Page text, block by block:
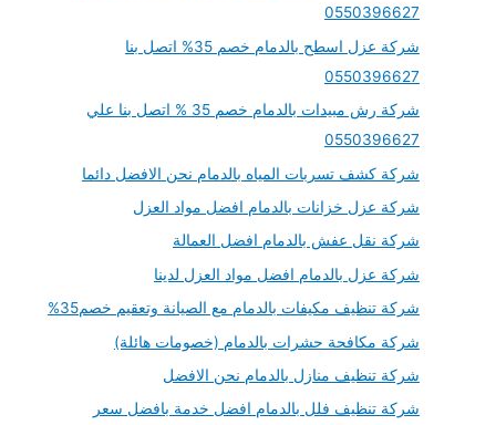
0550396627
شركة عزل اسطح بالدمام خصم 35% اتصل بنا
0550396627
شركة رش مبيدات بالدمام خصم 35 % اتصل بنا علي
0550396627
شركة كشف تسربات المياه بالدمام نحن الافضل دائما
شركة عزل خزانات بالدمام افضل مواد العزل
شركة نقل عفش بالدمام افضل العمالة
شركة عزل بالدمام افضل مواد العزل لدينا
شركة تنظيف مكيفات بالدمام مع الصيانة وتعقيم خصم35%
شركة مكافحة حشرات بالدمام (خصومات هائلة)
شركة تنظيف منازل بالدمام نحن الافضل
شركة تنظيف فلل بالدمام افضل خدمة بافضل سعر